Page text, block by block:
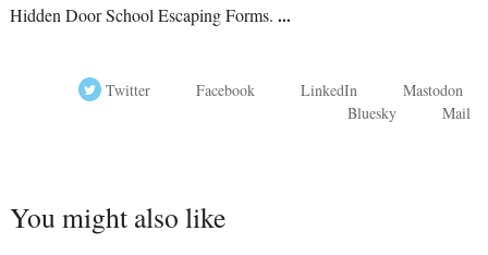
Hidden Door School Escaping Forms. ...
Twitter Facebook LinkedIn
Mastodon
Bluesky
Mail
You might also like